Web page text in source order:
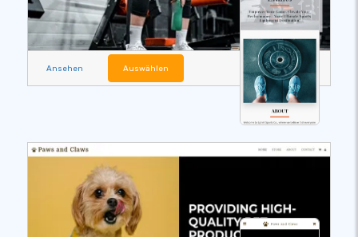
Ansehen Auswählen